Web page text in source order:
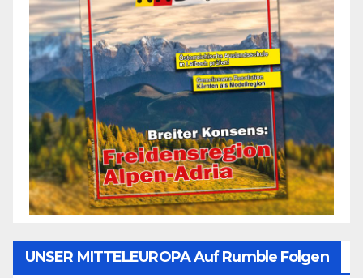
UNSER MITTELEUROPA Auf Rumble Folgen